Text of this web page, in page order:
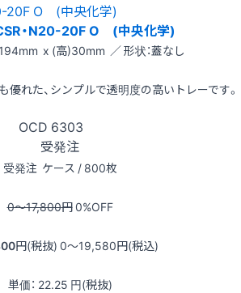
・N20-20F O (中央化学)
x (高)30mm ／ 形状：蓋なし
れた、シンプルで透明度の高いトレーです。
OCD 6303
受発注
受発注 ケース / 800枚
0〜17,800円0%OFF
円(税抜) 0〜19,580円(税込)
単価： 22.25 円(税抜)